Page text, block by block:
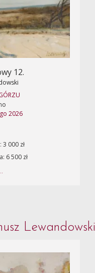
12.
2026
3 000 zł
6 500 zł
Lewandowski